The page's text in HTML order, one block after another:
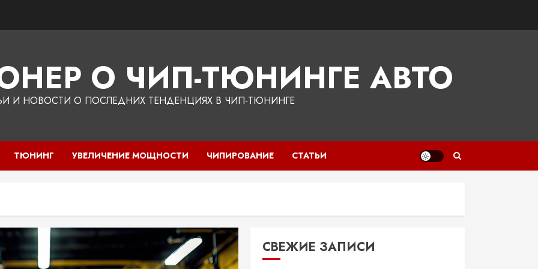
О ЧИП-ТЮНИНГЕ АВТО
И НОВОСТИ О ПОСЛЕДНИХ ТЕНДЕНЦИЯХ В ЧИП-ТЮНИНГЕ
ТЮНИНГ УВЕЛИЧЕНИЕ МОЩНОСТИ ЧИПИРОВАНИЕ СТАТЬИ
СВЕЖИЕ ЗАПИСИ